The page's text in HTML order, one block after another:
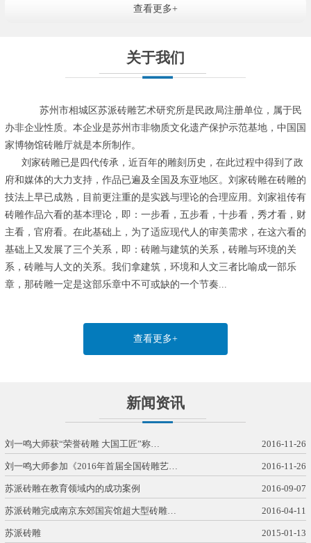
查看更多+
关于我们
苏州市相城区苏派砖雕艺术研究所是民政局注册单位，属于民
办非企业性质。本企业是苏州市非物质文化遗产保护示范基地，中国国
家博物馆砖雕厅就是本所制作。
刘家砖雕已是四代传承，近百年的雕刻历史，在此过程中得到了政
府和媒体的大力支持，作品已遍及全国及东亚地区。刘家砖雕在砖雕的
技法上早已成熟，目前更注重的是实践与理论的合理应用。刘家祖传有
砖雕作品六看的基本理论，即：一步看，五步看，十步看，秀才看，财
主看，官府看。在此基础上，为了适应现代人的审美需求，在这六看的
基础上又发展了三个关系，即：砖雕与建筑的关系，砖雕与环境的关
系，砖雕与人文的关系。我们拿建筑，环境和人文三者比喻成一部乐
章，那砖雕一定是这部乐章中不可或缺的一个节奏...
查看更多+
新闻资讯
刘一鸣大师获“荣誉砖雕 大国工匠”称… 2016-11-26
刘一鸣大师参加《2016年首届全国砖雕艺… 2016-11-26
苏派砖雕在教育领域内的成功案例 2016-09-07
苏派砖雕完成南京东郊国宾馆超大型砖雕… 2016-04-11
苏派砖雕 2015-01-13